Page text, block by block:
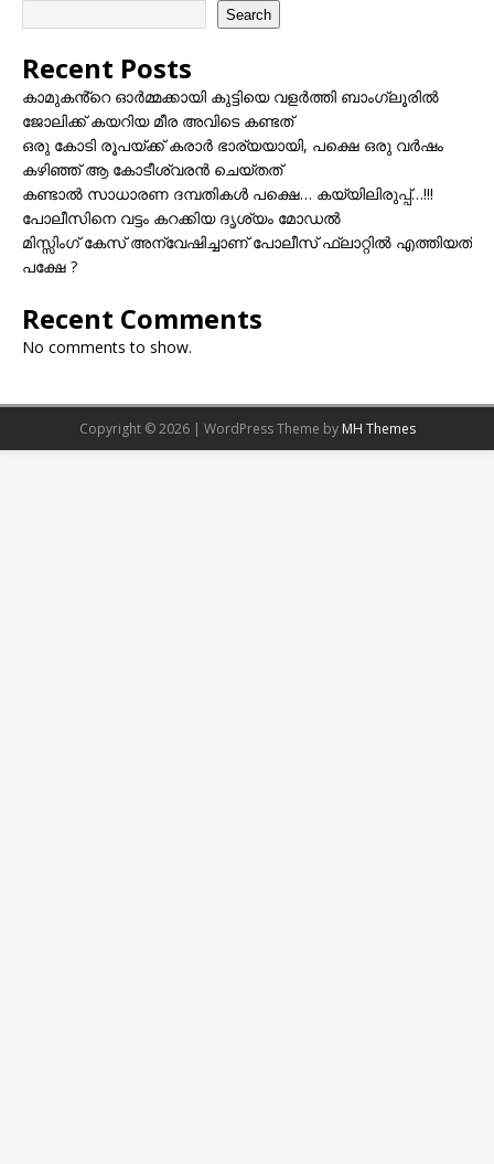
Search
Recent Posts
കാമുകൻ്റെ ഓർമ്മക്കായി കുട്ടിയെ വളർത്തി ബാംഗ്ലൂരിൽ
ജോലിക്ക് കയറിയ മീര അവിടെ കണ്ടത്
ഒരു കോടി രൂപയ്ക്ക് കരാർ ഭാര്യയായി, പക്ഷെ ഒരു വർഷം
കഴിഞ്ഞ് ആ കോടീശ്വരൻ ചെയ്തത്
കണ്ടാൽ സാധാരണ ദമ്പതികൾ പക്ഷെ… കയ്യിലിരുപ്പ്…!!!
പോലീസിനെ വട്ടം കറക്കിയ ദൃശ്യം മോഡല്‍
മിസ്സിംഗ് കേസ് അന്വേഷിച്ചാണ് പോലീസ് ഫ്ലാറ്റിൽ എത്തിയത്
പക്ഷേ ?
Recent Comments
No comments to show.
Copyright © 2026 | WordPress Theme by MH Themes